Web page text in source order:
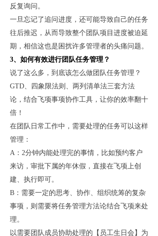
反复询问。
一旦忘记了追问进度，还可能导致自己的任务
往后推迟，从而导致整个团队项目进度被迫延
期，相信这也是困扰许多管理者的头痛问题。
3、如何有效进行团队任务管理？
说了这么多，到底该怎么做团队任务管理？
GTD、四象限法则、两列清单法三套方法
论，结合飞项事项协作工具，让你的效率翻十
倍！
在团队日常工作中，需要处理的任务可以这样
管理：
A：2分钟内能处理完的事情，比如预约客户
来访，审批下属的年休假，直接在飞项上创
建、执行即可。
B：需要一定的思考、协作、组织统筹的复杂
事项，则需要将任务管理方法论结合飞项来处
理。
以需要团队成员协助处理的【员工生日会】为